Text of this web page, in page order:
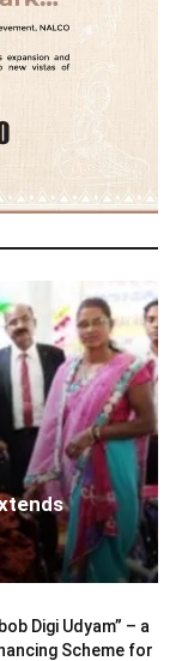
Digi Udyam” – a
Scheme for